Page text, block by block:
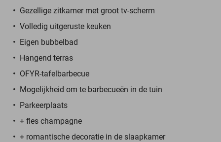
Gezellige zitkamer met groot tv-scherm
Volledig uitgeruste keuken
Eigen bubbelbad
Hangend terras
OFYR-tafelbarbecue
Mogelijkheid om te barbecueën in de tuin
Parkeerplaats
+ fles champagne
+ romantische decoratie in de slaapkamer